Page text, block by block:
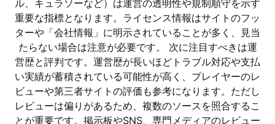
ル、キュラソーなど）は運営の透明性や規制順守を示す
重要な指標となります。ライセンス情報はサイトのフッ
ターや「会社情報」に明示されていることが多く、見当
たらない場合は注意が必要です。 次に注目すべきは運
営歴と評判です。運営歴が長いほどトラブル対応や支払
い実績が蓄積されている可能性が高く、プレイヤーのレ
ビューや第三者サイトの評価も参考になります。ただし
レビューは偏りがあるため、複数のソースを照合するこ
とが重要です。掲示板やSNS、専門メディアのレビュー